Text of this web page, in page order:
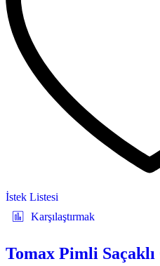
İstek Listesi
Karşılaştırmak
Tomax Pimli